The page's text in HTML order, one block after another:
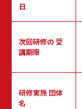
日
次回研修の受
講期限
研修実施 団体
名